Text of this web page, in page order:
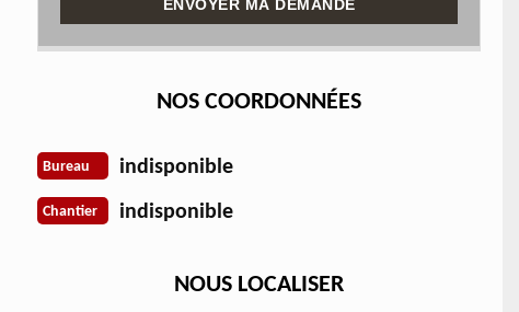
NOS COORDONNÉES
Bureau indisponible
Chantier indisponible
NOUS LOCALISER